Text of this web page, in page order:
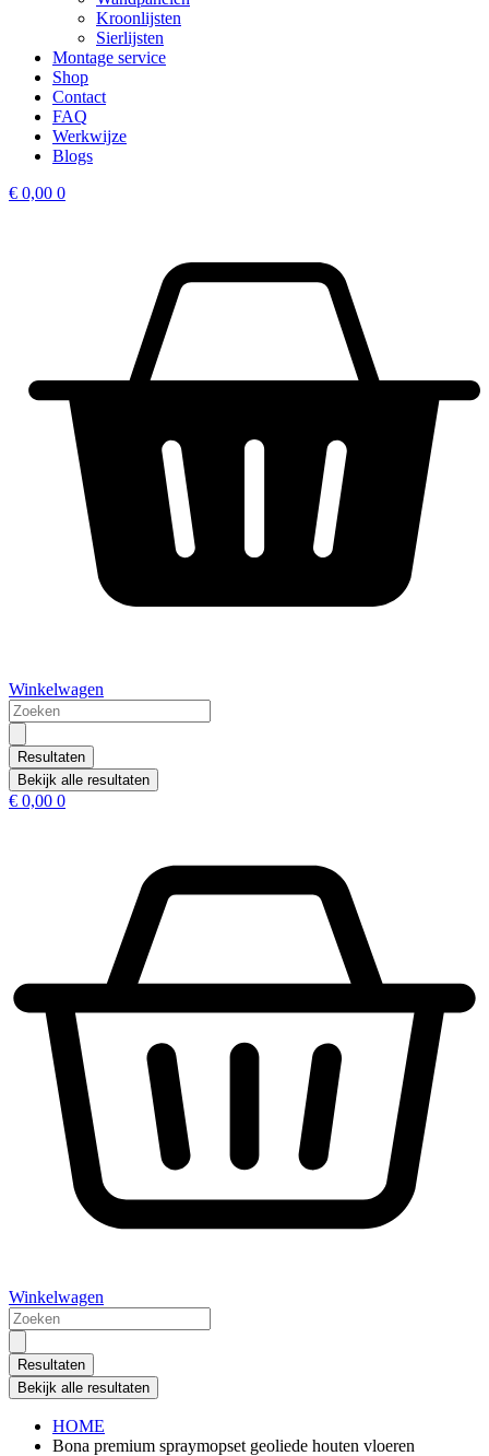
Kroonlijsten
Sierlijsten
Montage service
Shop
Contact
FAQ
Werkwijze
Blogs
€ 0,00 0
Winkelwagen
Search
...
Resultaten
Bekijk alle resultaten
€ 0,00 0
Winkelwagen
Search
...
Resultaten
Bekijk alle resultaten
HOME
Bona premium spraymopset geoliede houten vloeren